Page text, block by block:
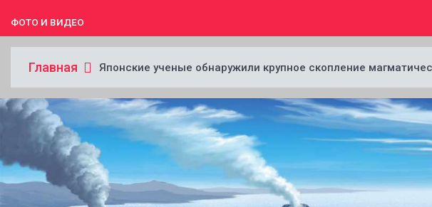
ФОТО И ВИДЕО
Главная Японские ученые обнаружили крупное скопление